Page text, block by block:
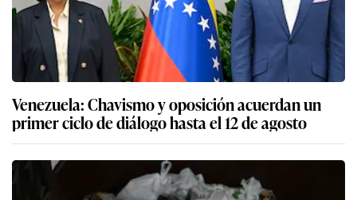
Venezuela: Chavismo y oposición acuerdan un
primer ciclo de diálogo hasta el 12 de agosto